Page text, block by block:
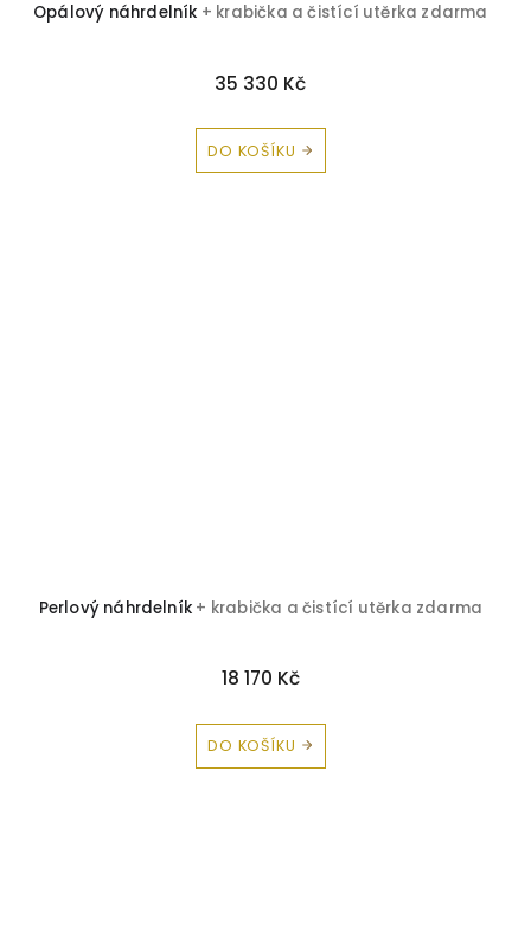
Opálový náhrdelník + krabička a čistící utěrka zdarma
35 330 Kč
DO KOŠÍKU
Perlový náhrdelník + krabička a čistící utěrka zdarma
18 170 Kč
DO KOŠÍKU